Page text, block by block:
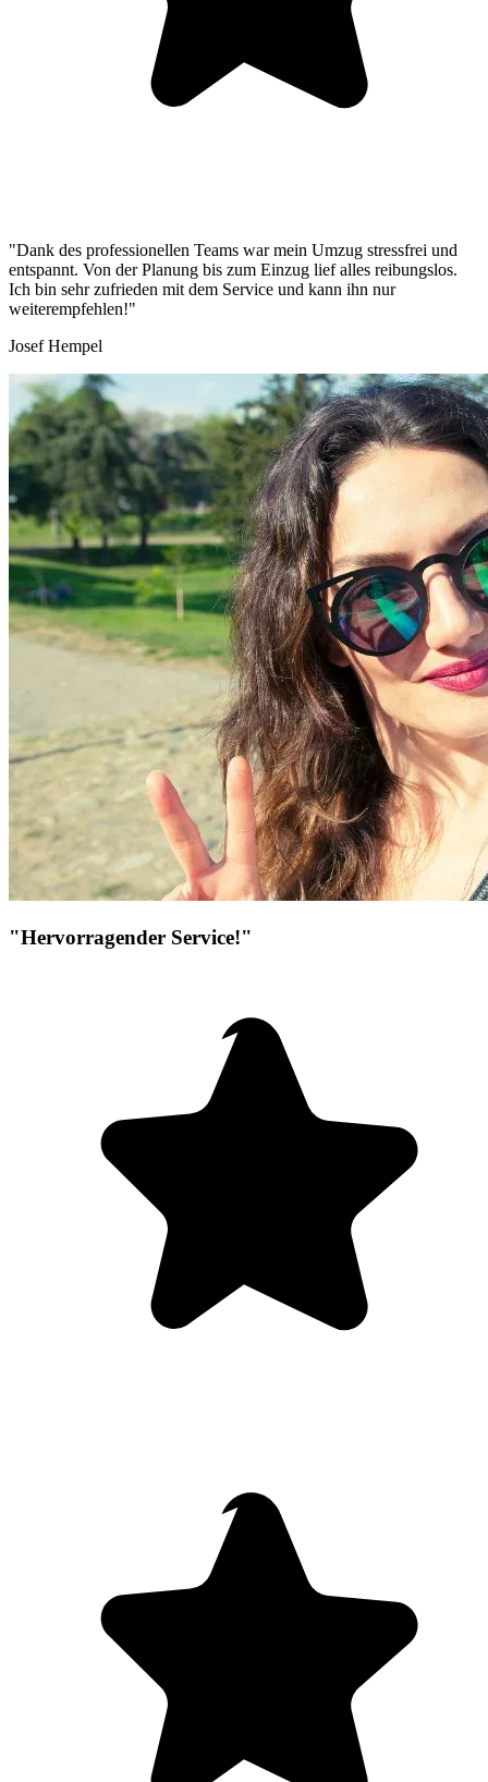
"Dank des professionellen Teams war mein Umzug stressfrei und
entspannt. Von der Planung bis zum Einzug lief alles reibungslos.
Ich bin sehr zufrieden mit dem Service und kann ihn nur
weiterempfehlen!"
Josef Hempel
"Hervorragender Service!"